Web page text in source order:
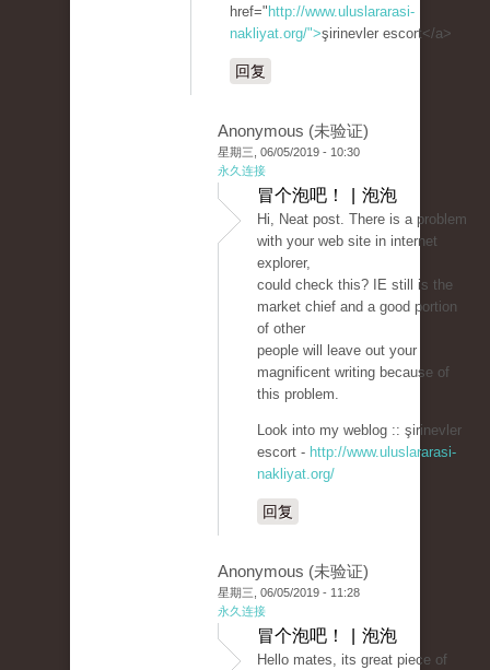
href=" http://www.uluslararasi-
nakliyat.org/">şirinevler escort</a>
回复
Anonymous (未验证)
星期三, 06/05/2019 - 10:30
永久连接
冒个泡吧！ | 泡泡
Hi, Neat post. There is a problem
with your web site in internet
explorer,
could check this? IE still is the
market chief and a good portion
of other
people will leave out your
magnificent writing because of
this problem.
Look into my weblog :: şirinevler
escort - http://www.uluslararasi-
nakliyat.org/
回复
Anonymous (未验证)
星期三, 06/05/2019 - 11:28
永久连接
冒个泡吧！ | 泡泡
Hello mates, its great piece of